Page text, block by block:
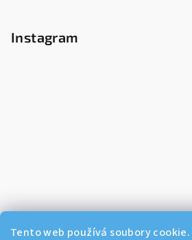
Tento web používá soubory
Instagram